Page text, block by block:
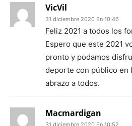
VicVil
31 diciembre 2020 En 10:46
Feliz 2021 a todos los
Espero que este 2021
pronto y podamos
deporte con público en
abrazo a todos.
Macmardigan
31 diciembre 2020 En 10:52